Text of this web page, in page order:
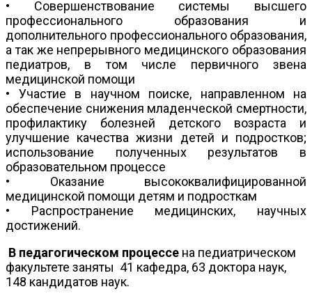
• Совершенствование системы высшего
профессионального образования и
дополнительного профессионального образования,
а так же непрерывного медицинского образования
педиатров, в том числе первичного звена
медицинской помощи
• Участие в научном поиске, направленном на
обеспечение снижения младенческой смертности,
профилактику болезней детского возраста и
улучшение качества жизни детей и подростков;
использование полученных результатов в
образовательном процессе
• Оказание высококвалифицированной
медицинской помощи детям и подросткам
• Распространение медицинских, научных
достижений.
В педагогическом процессе на педиатрическом
факультете заняты 41 кафедра, 63 доктора наук,
148 кандидатов наук.